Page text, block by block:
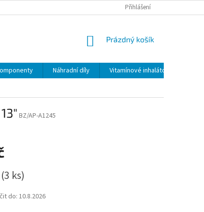
VRÁCENÍ ZBOŽÍ VE 14
Přihlášení
NÁKUPNÍ
Prázdný košík
Náhradní díly
Vitamínové inhalátory
BZ/AP-A1245
(3 ks)
do: 10.8.2026